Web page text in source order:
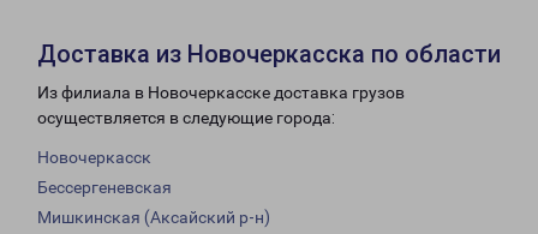
Доставка из Новочеркасска по области
Из филиала в Новочеркасске доставка грузов
осуществляется в следующие города:
Новочеркасск
Бессергеневская
Мишкинская (Аксайский р-н)